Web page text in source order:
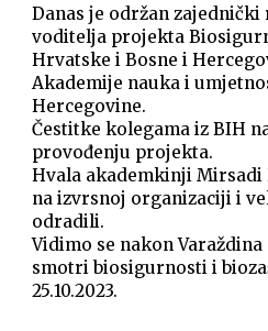
Danas je održan zajednički
voditelja projekta
Hrvatske i Bosne i
Akademije nauka i
Hercegovine.
Čestitke kolegama iz BIH
provođenju projekta.
Hvala akademkinji Mirsadi
na izvrsnoj organizaciji i
odradili.
Vidimo se nakon
smotri biosigurnosti i
25.10.2023.